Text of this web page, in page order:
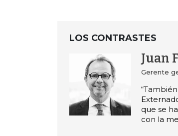
LOS CONTRASTES
Juan
Gerente
que se
con la